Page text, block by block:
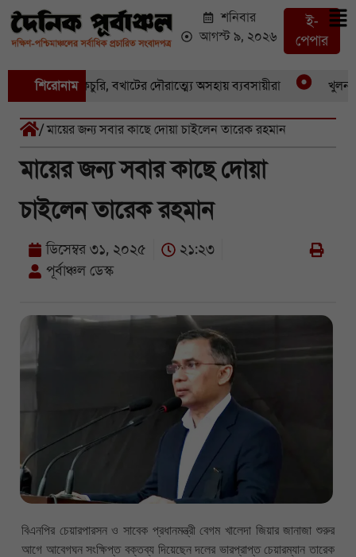
শনিবার
আগস্ট ৯, ২০২৬
ই-
পেপার
শিরোনাম
পর একচুরি, বখাটের দৌরাত্ম্যে অসহায় ব্যবসায়ীরা খুলনার
/ মায়ের জন্য সবার কাছে দোয়া চাইলেন তারেক রহমান
মায়ের জন্য সবার কাছে দোয়া
চাইলেন তারেক রহমান
ডিসেম্বর ৩১, ২০২৫
২১:২৩
পূর্বাঞ্চল ডেস্ক
বিএনপির চেয়ারপারসন ও সাবেক প্রধানমন্ত্রী বেগম খালেদা জিয়ার জানাজা শুরুর
আগে আবেগঘন সংক্ষিপ্ত বক্তব্য দিয়েছেন দলের ভারপ্রাপ্ত চেয়ারম্যান তারেক